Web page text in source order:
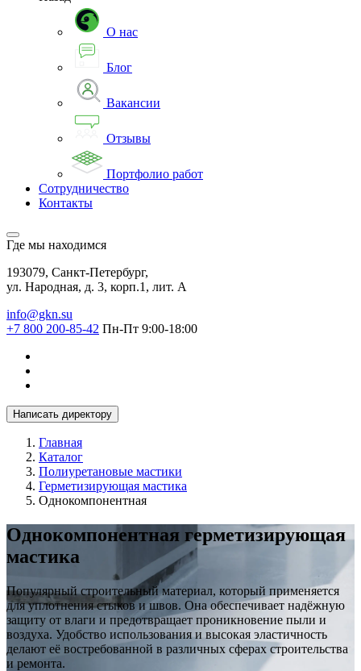
О нас
Блог
Вакансии
Отзывы
Портфолио работ
Сотрудничество
Контакты
Где мы находимся
193079, Санкт-Петербург,
ул. Народная, д. 3, корп.1, лит. А
info@gkn.su
+7 800 200-85-42 Пн-Пт 9:00-18:00
Написать директору
Главная
Каталог
Полиуретановые мастики
Герметизирующая мастика
Однокомпонентная
Однокомпонентная герметизирующая
мастика
Популярный строительный материал, который применяется
для уплотнения стыков и швов. Она обеспечивает надёжную
защиту от влаги и предотвращает проникновение пыли и
воздуха. Удобство использования и высокая эластичность
делают её востребованной в различных сферах строительства
и ремонта.